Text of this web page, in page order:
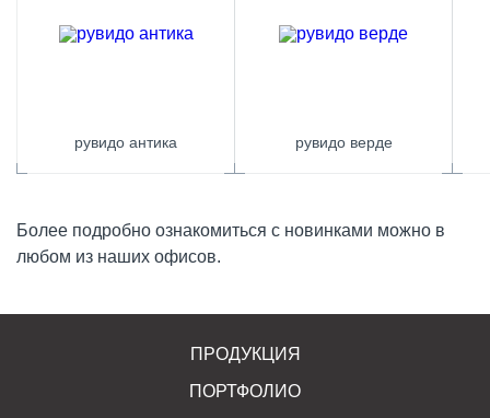
рувидо антика рувидо верде
Более подробно ознакомиться с новинками можно в
любом из наших офисов.
ПРОДУКЦИЯ
ПОРТФОЛИО